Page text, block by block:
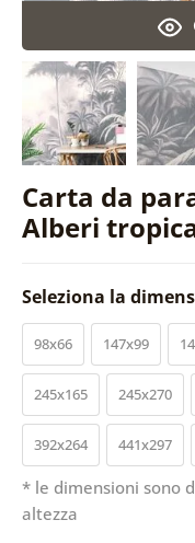
Carta da
Alberi
Seleziona la
98x66 147x99
245x165 245x270
392x264 441x297
* le dimensioni sono
altezza